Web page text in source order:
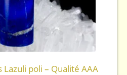
poli – Qualité AAA